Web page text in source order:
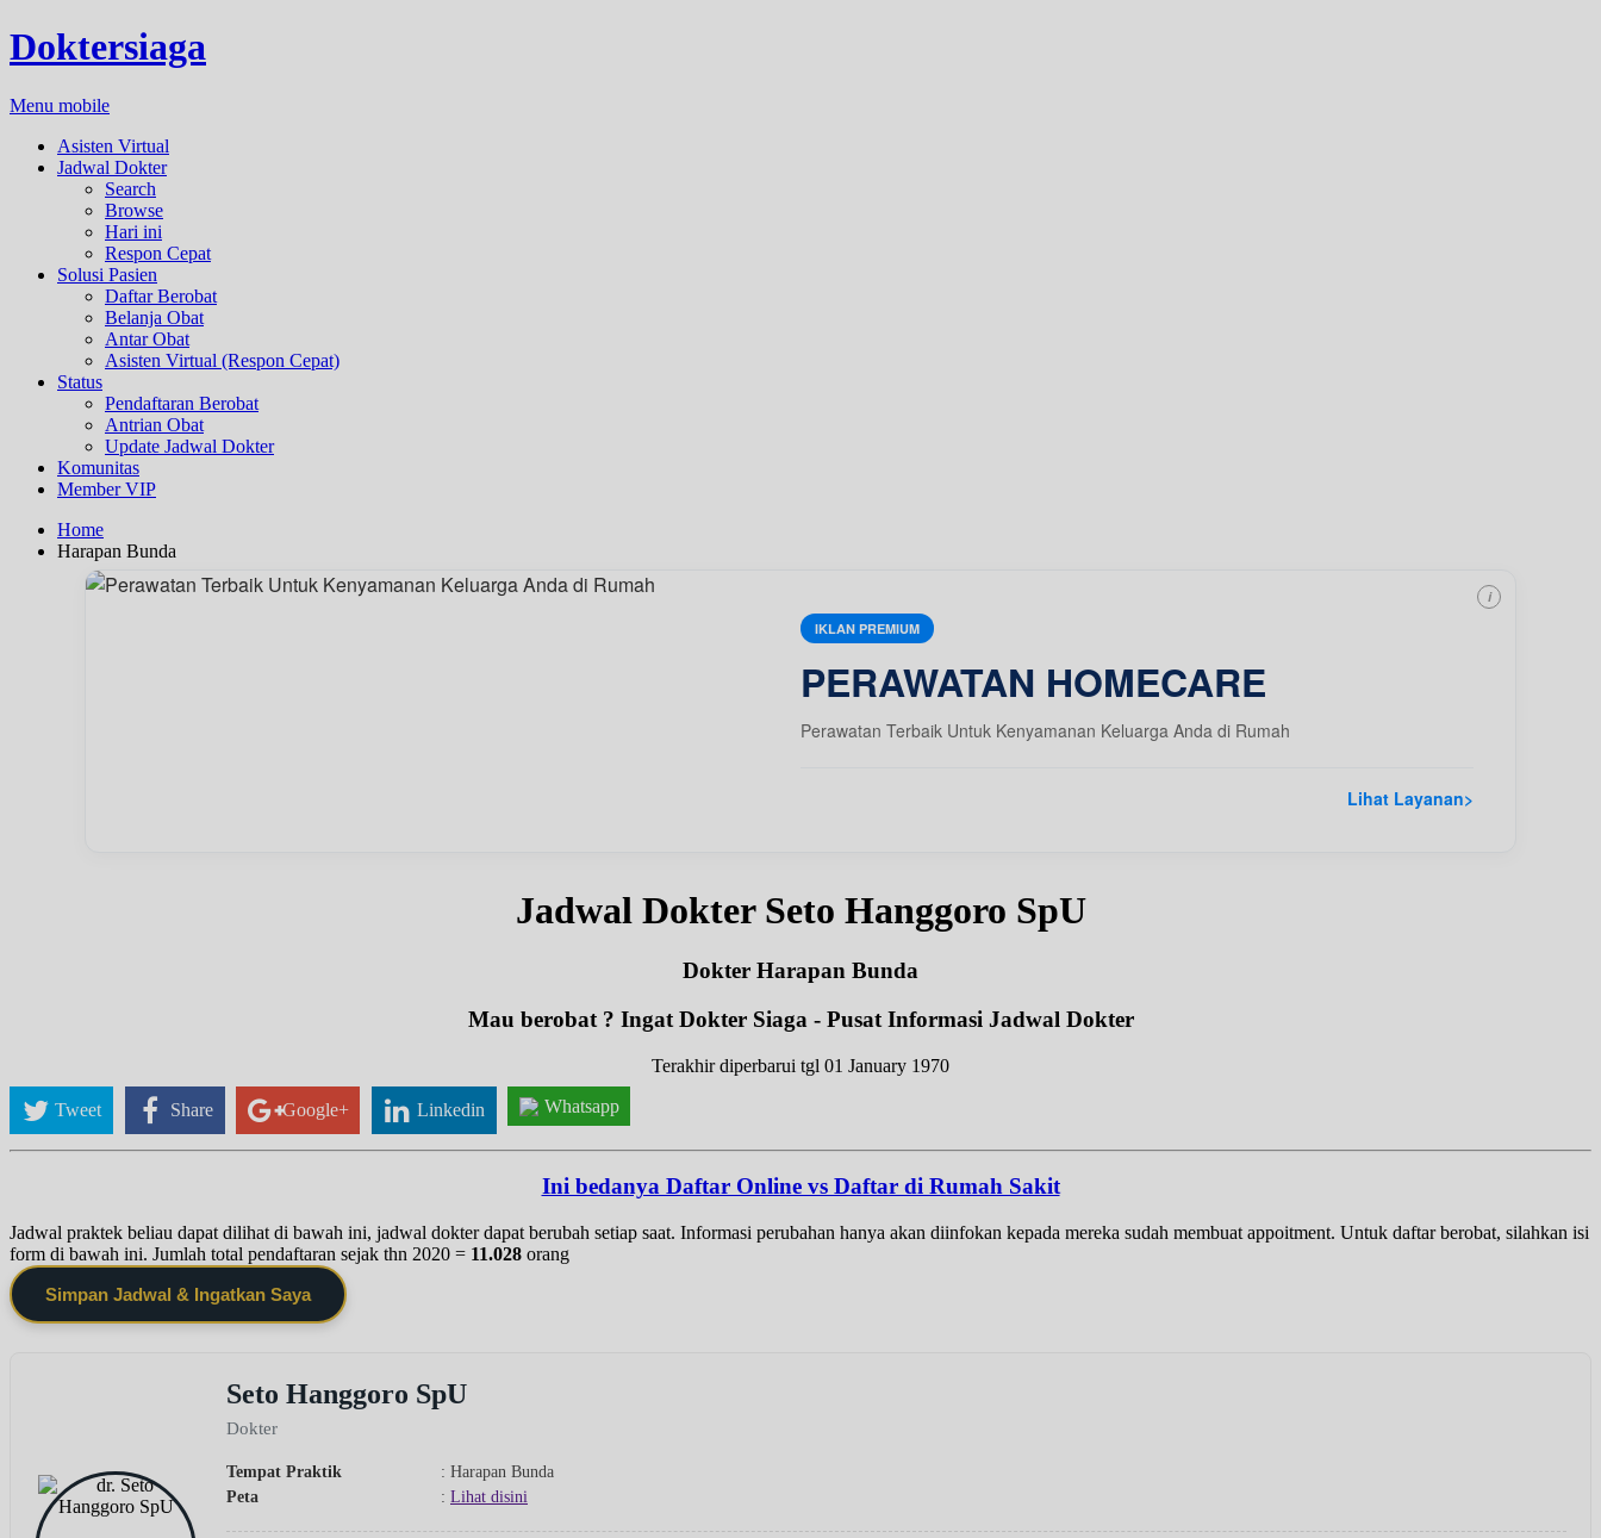
Doktersiaga
Menu mobile
Asisten Virtual
Jadwal Dokter
Search
Browse
Hari ini
Respon Cepat
Solusi Pasien
Daftar Berobat
Belanja Obat
Antar Obat
Asisten Virtual (Respon Cepat)
Status
Pendaftaran Berobat
Antrian Obat
Update Jadwal Dokter
Komunitas
Member VIP
Home
Harapan Bunda
IKLAN PREMIUM
PERAWATAN HOMECARE
Perawatan Terbaik Untuk Kenyamanan Keluarga Anda di Rumah
Lihat Layanan>
i
Jadwal Dokter Seto Hanggoro SpU
Dokter Harapan Bunda
Mau berobat ? Ingat Dokter Siaga - Pusat Informasi Jadwal Dokter
Terakhir diperbarui tgl 01 January 1970
Tweet Share Google+ Linkedin Whatsapp
Ini bedanya Daftar Online vs Daftar di Rumah Sakit
Jadwal praktek beliau dapat dilihat di bawah ini, jadwal dokter dapat berubah setiap saat. Informasi perubahan hanya akan diinfokan kepada mereka sudah membuat appoitment. Untuk daftar berobat, silahkan isi
form di bawah ini. Jumlah total pendaftaran sejak thn 2020 = 11.028 orang
Simpan Jadwal & Ingatkan Saya
Seto Hanggoro SpU
Dokter
Tempat Praktik
: Harapan Bunda
Peta
: Lihat disini